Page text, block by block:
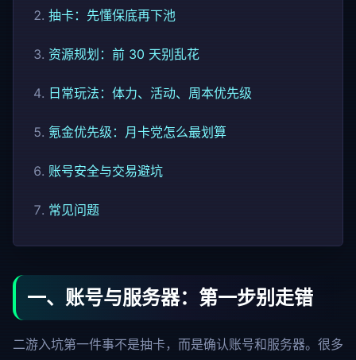
抽卡：先懂保底再下池
资源规划：前 30 天别乱花
日常玩法：体力、活动、周本优先级
氪金优先级：月卡党怎么最划算
账号安全与交易避坑
常见问题
一、账号与服务器：第一步别走错
二游入坑第一件事不是抽卡，而是确认账号和服务器。很多